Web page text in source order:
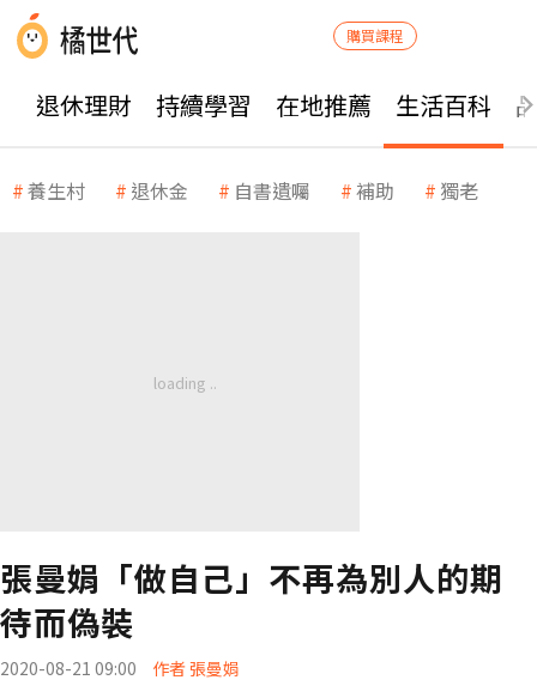
購買課程
退休理財 持續學習 在地推薦 生活百科
養生村 退休金 自書遺囑 補助 獨老
張曼娟「做自己」不再為別人的期
待而偽裝
2020-08-21 09:00 作者 張曼娟